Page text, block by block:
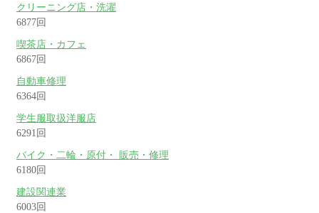
クリーニング店・洗濯
6877回
喫茶店・カフェ
6867回
自動車修理
6364回
学生服取扱洋服店
6291回
バイク・二輪・原付・ 販売・修理
6180回
建設関連業
6003回